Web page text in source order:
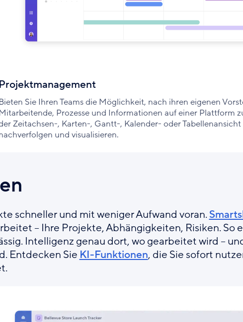
Projektmanagement
Sie Ihren Teams die Möglichkeit, nach ihren eigenen
Prozesse und Informationen auf einer Plattform
Zeitachsen-, Karten-, Gantt-, Kalender- oder
und visualisieren.
schneller und mit weniger Aufwand voran.
– Ihre Projekte, Abhängigkeiten, Risiken. So
Intelligenz genau dort, wo gearbeitet wird –
Entdecken Sie KI-Funktionen, die Sie sofort